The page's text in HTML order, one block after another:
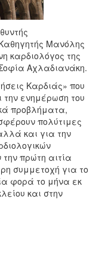
Μανόλης
καρδιολόγος της
Αχλαδιανάκη.
Καρδιάς» που
την ενημέρωση του
προβλήματα,
πολύτιμες
και για την
πρώτη αιτία
συμμετοχή για το
φορά το μήνα εκ
και στην